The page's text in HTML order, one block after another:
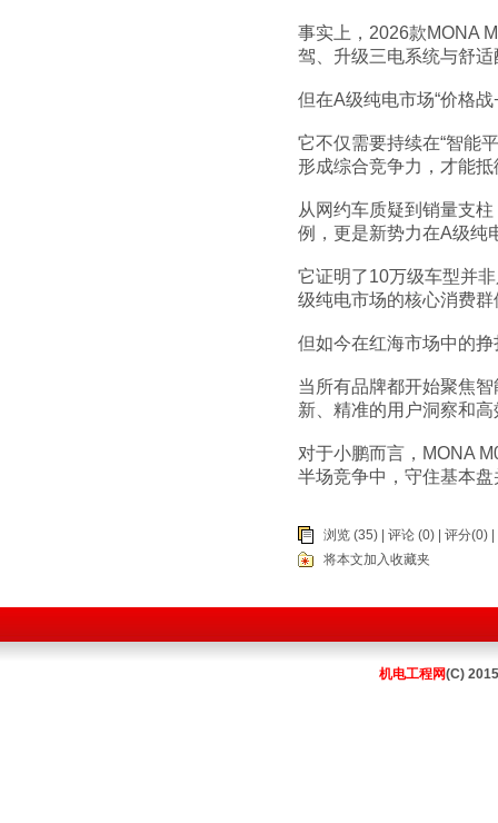
事实上，2026款MONA
驾、升级三电系统与舒
但在A级纯电市场“价格
它不仅需要持续在“智能
形成综合竞争力，才能
从网约车质疑到销量支
例，更是新势力在A级纯
它证明了10万级车型并
级纯电市场的核心消费群
但如今在红海市场中的
当所有品牌都开始聚焦
新、精准的用户洞察和
对于小鹏而言，MONA
半场竞争中，守住基本
浏览 (35) | 评论 (0) | 评分(0) |
将本文加入收藏夹
机电工程网(C)